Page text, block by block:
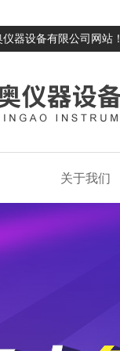
器设备有限公司网站！
关于我们